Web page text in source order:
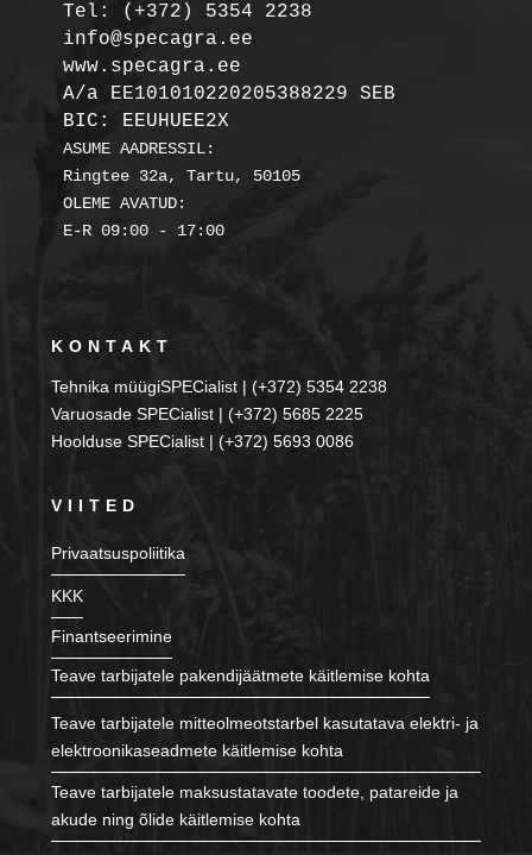
Tel: (+372) 5354 2238
info@specagra.ee
A/a EE101010220205388229 SEB
BIC: EEUHUEE2X
ASUME AADRESSIL:
Ringtee 32a, Tartu, 50105
OLEME AVATUD:
E-R 09:00 - 17:00
KONTAKT
Tehnika müügiSPECialist | (+372) 5354 2238
Varuosade SPECialist | (+372) 5685 2225
Hoolduse SPECialist | (+372) 5693 0086
VIITED
Privaatsuspoliitika
KKK
Finantseerimine
Teave tarbijatele pakendijäätmete käitlemise kohta
Teave tarbijatele mitteolmeotstarbel kasutatava elektri- ja
elektroonikaseadmete käitlemise kohta
Teave tarbijatele maksustatavate toodete, patareide ja
akude ning õlide käitlemise kohta